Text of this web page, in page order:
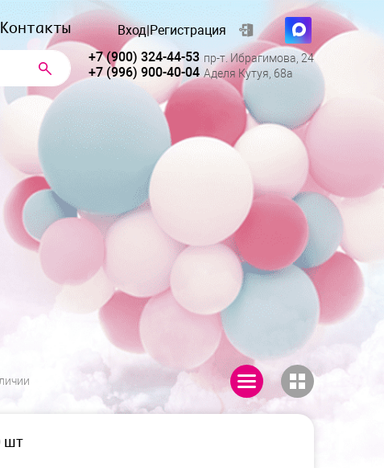
Контакты Вход|Регистрация
+7 (900) 324-44-53 пр-т. Ибрагимова, 24
+7 (996) 900-40-04 Аделя Кутуя, 68а
шт